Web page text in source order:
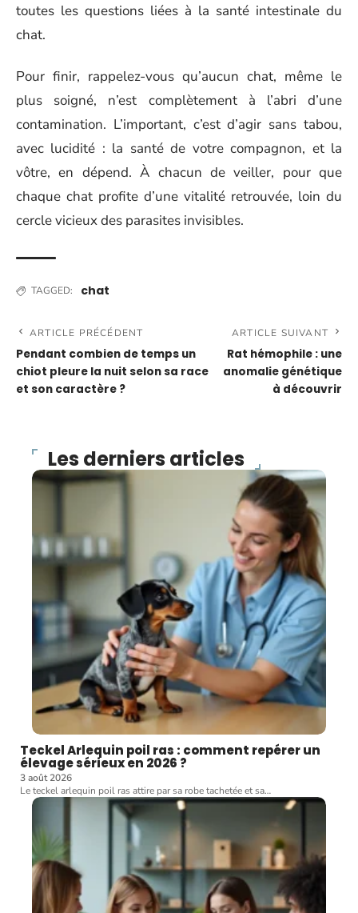
toutes les questions liées à la santé intestinale du
chat.
Pour finir, rappelez-vous qu’aucun chat, même le
plus soigné, n’est complètement à l’abri d’une
contamination. L’important, c’est d’agir sans tabou,
avec lucidité : la santé de votre compagnon, et la
vôtre, en dépend. À chacun de veiller, pour que
chaque chat profite d’une vitalité retrouvée, loin du
cercle vicieux des parasites invisibles.
TAGGED: chat
ARTICLE PRÉCÉDENT
Pendant combien de temps un
chiot pleure la nuit selon sa race
et son caractère ?
ARTICLE SUIVANT
Rat hémophile : une
anomalie génétique
à découvrir
Les derniers articles
Teckel Arlequin poil ras : comment repérer un
élevage sérieux en 2026 ?
3 août 2026
Le teckel arlequin poil ras attire par sa robe tachetée et sa…